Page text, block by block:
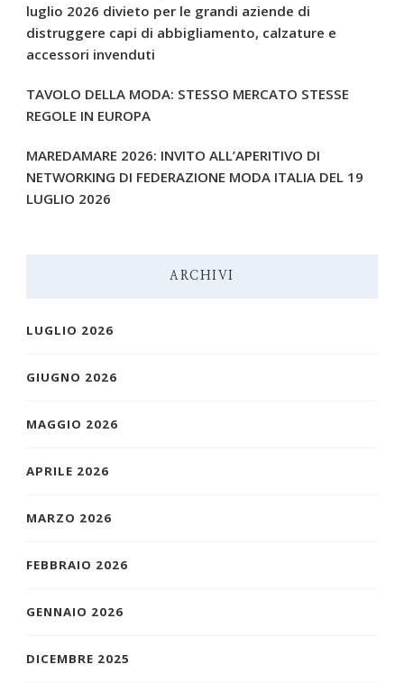
luglio 2026 divieto per le grandi aziende di
distruggere capi di abbigliamento, calzature e
accessori invenduti
TAVOLO DELLA MODA: STESSO MERCATO STESSE
REGOLE IN EUROPA
MAREDAMARE 2026: INVITO ALL’APERITIVO DI
NETWORKING DI FEDERAZIONE MODA ITALIA DEL 19
LUGLIO 2026
ARCHIVI
LUGLIO 2026
GIUGNO 2026
MAGGIO 2026
APRILE 2026
MARZO 2026
FEBBRAIO 2026
GENNAIO 2026
DICEMBRE 2025